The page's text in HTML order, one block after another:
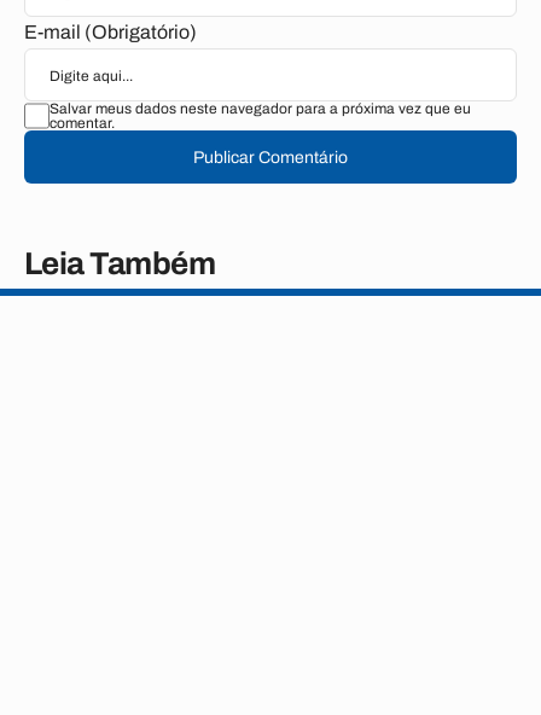
E-mail (Obrigatório)
Salvar meus dados neste navegador para a próxima vez que eu
comentar.
Publicar Comentário
Leia Também